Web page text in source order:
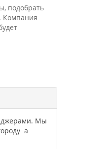
подобрать
Компания
Мы
а